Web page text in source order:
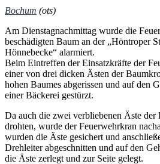
Bochum (ots)
Am Dienstagnachmittag wurde die
beschädigten Baum an der „Höntroper
Hönnebecke“ alarmiert.
Beim Eintreffen der Einsatzkräfte der
einer von drei dicken Ästen der
hohen Baumes abgerissen und auf den
einer Bäckerei gestürzt.
Da auch die zwei verbliebenen Äste der
drohten, wurde der Feuerwehrkran
wurden die Äste gesichert und
Drehleiter abgeschnitten und auf den
die Äste zerlegt und zur Seite gelegt.